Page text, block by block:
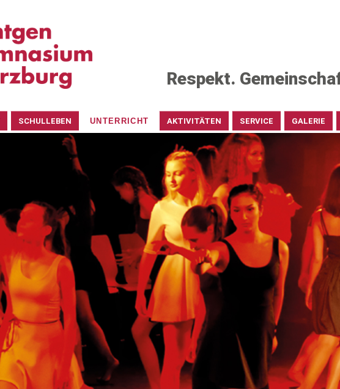
Respekt.
SCHULLEBEN UNTERRICHT AKTIVITÄTEN SERVICE GALERIE